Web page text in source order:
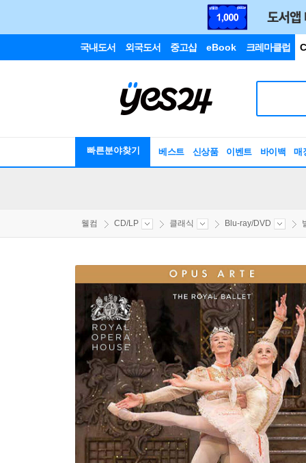
국내도서 외국도서 중고샵 eBook 크레마클럽
빠른분야찾기 베스트 신상품 이벤트 바이백 매
웰컴 CD/LP 클래식 Blu-ray/DVD